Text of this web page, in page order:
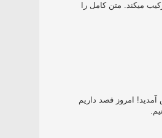
است‬‬‬‬ ‫که تکنولوژی اطلاعات را‬‬ ‫با روش‌شناسی‌های حاکم ترکیب میکند‬‬.‬‬ متن کامل را
به معرفی ترسیم فرآیند‬ ‫با استفاده از اشکال BPMN خوش آمدید!‬‬‬ ‫امروز قصد داریم